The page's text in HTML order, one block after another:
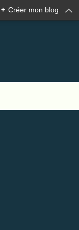
+ Créer mon blog